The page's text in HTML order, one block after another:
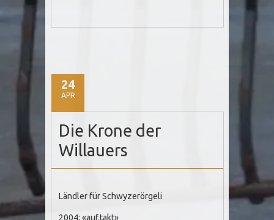
24
APR
Die Krone der
Willauers
Ländler für Schwyzerörgeli
2004; «auf.takt»